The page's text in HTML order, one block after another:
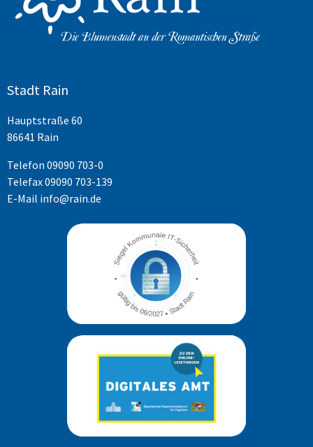
Stadt Rain
Hauptstraße 60
86641 Rain
Telefon 09090 703-0
Telefax 09090 703-139
E-Mail info@rain.de